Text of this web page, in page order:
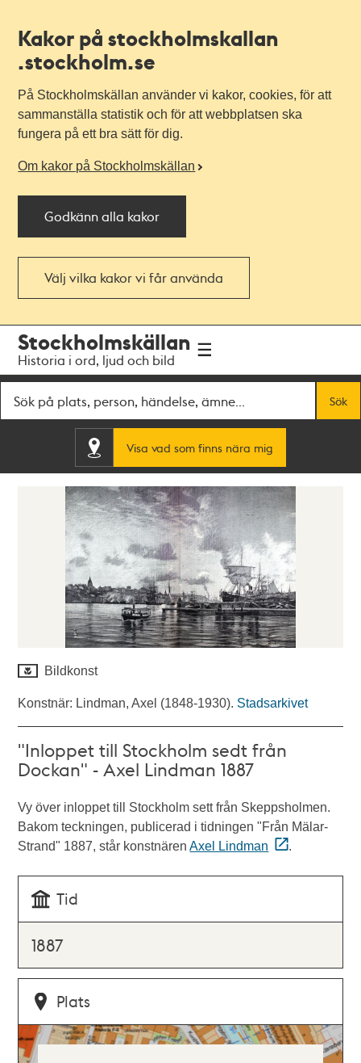
Kakor på stockholmskallan
.stockholm.se
På Stockholmskällan använder vi kakor, cookies, för att
sammanställa statistik och för att webbplatsen ska
fungera på ett bra sätt för dig.
Om kakor på Stockholmskällan
Godkänn alla kakor
Välj vilka kakor vi får använda
navigationen
huvudinnehållet
Stockholmskällan
Historia i ord, ljud och bild
Sök
Visa vad som finns nära mig
Bildkonst
Konstnär: Lindman, Axel (1848-1930). Stadsarkivet
"Inloppet till Stockholm sedt från
Dockan" - Axel Lindman 1887
Vy över inloppet till Stockholm sett från Skeppsholmen.
Bakom teckningen, publicerad i tidningen "Från Mälar-
Strand" 1887, står konstnärenAxel Lindman .
Tid
1887
Plats